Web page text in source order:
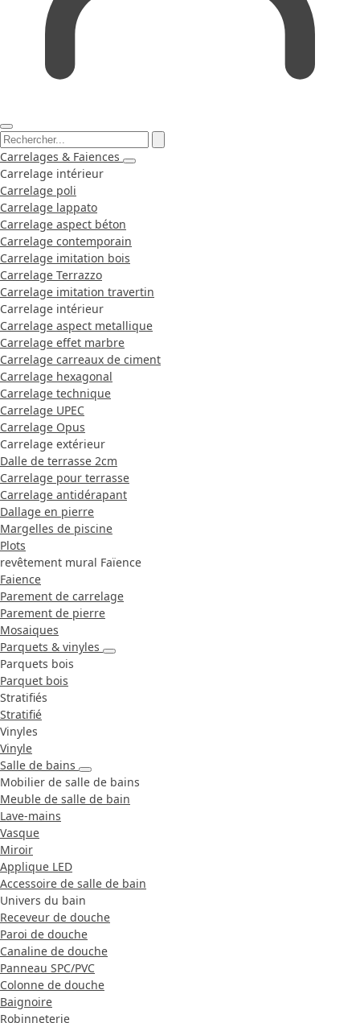
Carrelages & Faiences
Carrelage intérieur
Carrelage poli
Carrelage lappato
Carrelage aspect béton
Carrelage contemporain
Carrelage imitation bois
Carrelage Terrazzo
Carrelage imitation travertin
Carrelage intérieur
Carrelage aspect metallique
Carrelage effet marbre
Carrelage carreaux de ciment
Carrelage hexagonal
Carrelage technique
Carrelage UPEC
Carrelage Opus
Carrelage extérieur
Dalle de terrasse 2cm
Carrelage pour terrasse
Carrelage antidérapant
Dallage en pierre
Margelles de piscine
Plots
revêtement mural Faïence
Faience
Parement de carrelage
Parement de pierre
Mosaiques
Parquets & vinyles
Parquets bois
Parquet bois
Stratifiés
Stratifié
Vinyles
Vinyle
Salle de bains
Mobilier de salle de bains
Meuble de salle de bain
Lave-mains
Vasque
Miroir
Applique LED
Accessoire de salle de bain
Univers du bain
Receveur de douche
Paroi de douche
Canaline de douche
Panneau SPC/PVC
Colonne de douche
Baignoire
Robinneterie